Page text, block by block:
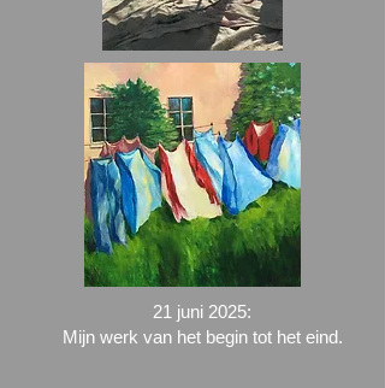
21 juni 2025:
Mijn werk van het begin tot het eind.